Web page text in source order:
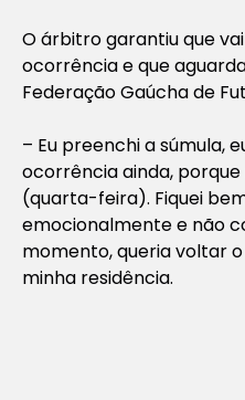
O árbitro garantiu que
ocorrência e que
Federação Gaúcha de
– Eu preenchi a súmula,
ocorrência ainda,
(quarta-feira). Fiquei
emocionalmente e não
momento, queria voltar
minha residência.